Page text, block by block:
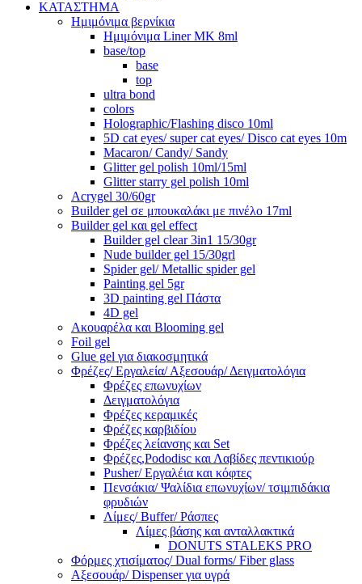
ΚΑΤΑΣΤΗΜΑ
Ημιμόνιμα βερνίκια
Ημιμόνιμα Liner ΜΚ 8ml
base/top
base
top
ultra bond
colors
Holographic/Flashing disco 10ml
5D cat eyes/ super cat eyes/ Disco cat eyes 10m
Macaron/ Candy/ Sandy
Glitter gel polish 10ml/15ml
Glitter starry gel polish 10ml
Acrygel 30/60gr
Builder gel σε μπουκαλάκι με πινέλο 17ml
Builder gel και gel effect
Builder gel clear 3in1 15/30gr
Nude builder gel 15/30grl
Spider gel/ Metallic spider gel
Painting gel 5gr
3D painting gel Πάστα
4D gel
Ακουαρέλα και Blooming gel
Foil gel
Glue gel για διακοσμητικά
Φρέζες/ Εργαλεία/ Αξεσουάρ/ Δειγματολόγια
Φρέζες επωνυχίων
Δειγματολόγια
Φρέζες κεραμικές
Φρέζες καρβιδίου
Φρέζες λείανσης και Set
Φρέζες,Pododisc και Λαβίδες πεντικιούρ
Pusher/ Εργαλέια και κόφτες
Πενσάκια/ Ψαλίδια επωνυχίων/ τσιμπιδάκια
φρυδιών
Λίμες/ Buffer/ Ράσπες
Λίμες βάσης και ανταλλακτικά
DONUTS STALEKS PRO
Φόρμες χτισίματος/ Dual forms/ Fiber glass
Αξεσουάρ/ Dispenser για υγρά